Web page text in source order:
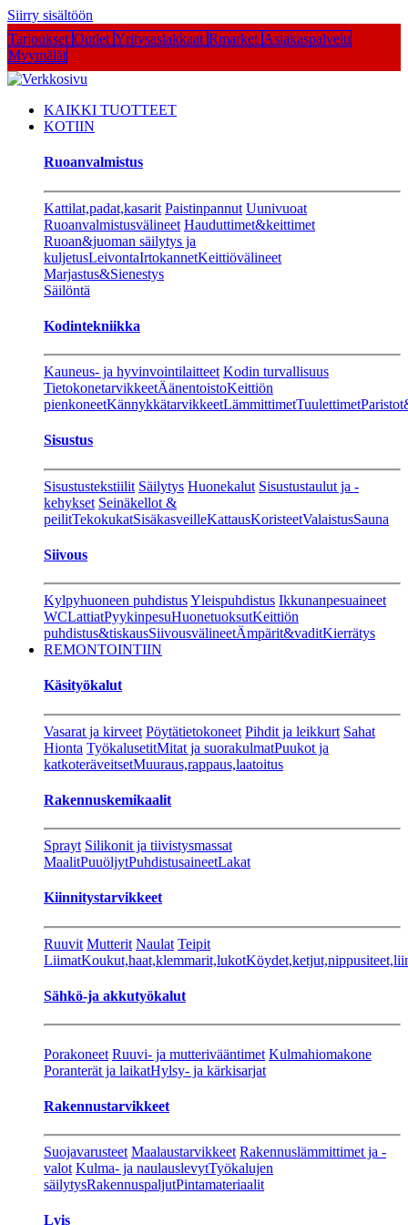
Siirry sisältöön
Tarjoukset Outlet Yritysasiakkaat Rmarket Asiakaspalvelu
Myymälät
KAIKKI TUOTTEET
KOTIIN
Ruoanvalmistus
Kattilat,padat,kasarit Paistinpannut Uunivuoat
Ruoanvalmistusvälineet Hauduttimet&keittimet
Ruoan&juoman säilytys ja
kuljetusLeivontaIrtokannetKeittiövälineet
Marjastus&Sienestys
Säilöntä
Kodintekniikka
Kauneus- ja hyvinvointilaitteet Kodin turvallisuus
TietokonetarvikkeetÄänentoistoKeittiön
pienkoneetKännykkätarvikkeetLämmittimetTuulettimet
Sisustus
Sisustustekstiilit Säilytys Huonekalut Sisustustaulut ja -
kehykset Seinäkellot &
peilitTekokukatSisäkasveilleKattausKoristeetValaistusSauna
Siivous
Kylpyhuoneen puhdistusYleispuhdistus Ikkunanpesuaineet
WCLattiatPyykinpesuHuonetuoksutKeittiön
puhdistus&tiskausSiivousvälineetÄmpärit&vaditKierrätys
REMONTOINTIIN
Käsityökalut
Vasarat ja kirveet Pöytätietokoneet Pihdit ja leikkurt Sahat
Hionta TyökalusetitMitat ja suorakulmatPuukot ja
katkoteräveitsetMuuraus,rappaus,laatoitus
Rakennuskemikaalit
Sprayt Silikonit ja tiivistysmassat
MaalitPuuöljytPuhdistusaineetLakat
Kiinnitystarvikkeet
Ruuvit Mutterit Naulat Teipit
LiimatKoukut,haat,klemmarit,lukot
Sähkö-ja akkutyökalut
Porakoneet Ruuvi- ja mutterivääntimet Kulmahiomakone
Poranterät ja laikatHylsy- ja kärkisarjat
Rakennustarvikkeet
Suojavarusteet Maalaustarvikkeet Rakennuslämmittimet ja -
valot Kulma- ja naulauslevytTyökalujen
säilytysRakennuspaljutPintamateriaalit
Lvis